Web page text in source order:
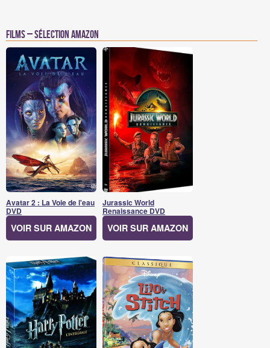
Films – Sélection Amazon
Avatar 2 : La Voie de l'eau
DVD
VOIR SUR AMAZON
Jurassic World
Renaissance DVD
VOIR SUR AMAZON